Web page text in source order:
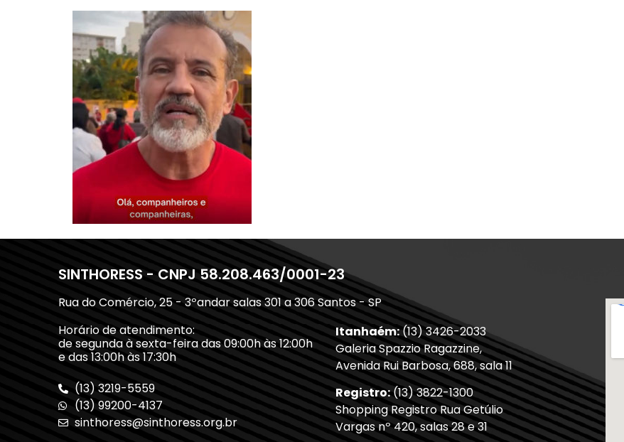
SINTHORESS - CNPJ 58.208.463/0001-23
Rua do Comércio, 25 - 3ºandar salas 301 a 306 Santos - SP
Horário de atendimento:
de segunda à sexta-feira das 09:00h às 12:00h
e das 13:00h às 17:30h
(13) 3219-5559
(13) 99200-4137
sinthoress@sinthoress.org.br
Itanhaém:(13) 3426-2033
Galeria Spazzio Ragazzine,
Avenida Rui Barbosa, 688, sala 11
Registro:(13) 3822-1300
Shopping Registro Rua Getúlio
Vargas nº 420, salas 28 e 31